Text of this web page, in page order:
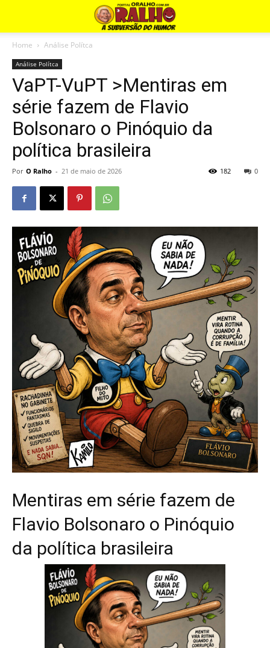
Home Análise Polítca
Análise Polítca
VaPT-VuPT >Mentiras em
série fazem de Flavio
Bolsonaro o Pinóquio da
política brasileira
Por O Ralho - 21 de maio de 2026 0
182
Mentiras em série fazem de
Flavio Bolsonaro o Pinóquio
da política brasileira